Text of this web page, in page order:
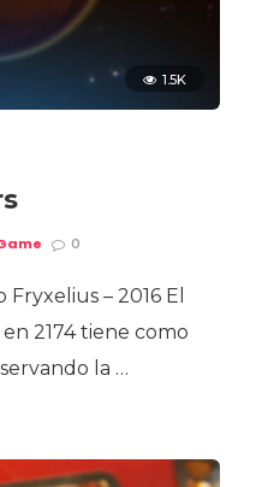
1.5K
0
– 2016 El
2174 tiene como
la …